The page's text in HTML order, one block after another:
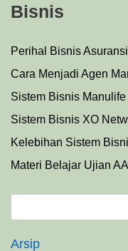
Bisnis
Perihal Bisnis Asuransi
Cara Menjadi Agen
Sistem Bisnis Manulife
Sistem Bisnis XO
Kelebihan Sistem
Materi Belajar Ujian
Arsip